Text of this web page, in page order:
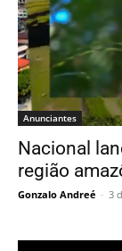
Anunciantes
Nacional
região
Gonzalo Andreé - 3